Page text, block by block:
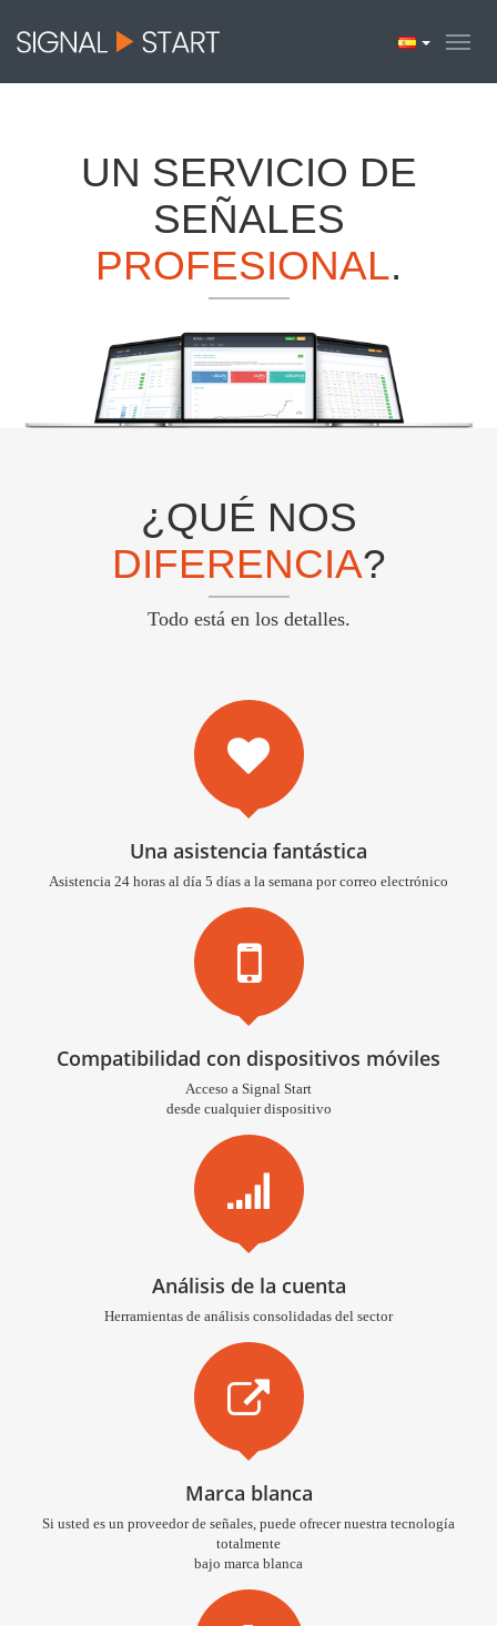
UN SERVICIO DE
SEÑALES
PROFESIONAL.
¿QUÉ NOS
DIFERENCIA?
Todo está en los detalles.
Una asistencia fantástica
Asistencia 24 horas al día 5 días a la semana por correo electrónico
Compatibilidad con dispositivos móviles
Acceso a Signal Start
desde cualquier dispositivo
Análisis de la cuenta
Herramientas de análisis consolidadas del sector
Marca blanca
Si usted es un proveedor de señales, puede ofrecer nuestra tecnología
totalmente
bajo marca blanca